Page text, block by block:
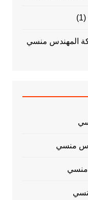
(1)
منسي
منسي